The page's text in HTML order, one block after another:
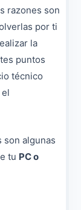
razones son
por ti
la
puntos
técnico
son algunas
tu PC o